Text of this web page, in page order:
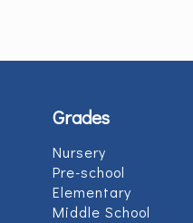
Grades
Nursery
Pre-school
Elementary
Middle School